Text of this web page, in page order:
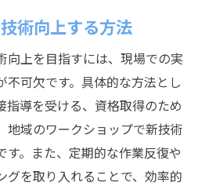
きる職人職場の特徴とは
える職人職場の見極め方
ための職人職場選びのコツ
できる環境を見つける方法
を叶える職人職場の探し方
の特徴を探る
現場の共通点を紹介
術向上する方法
向上を目指すには、現場での実
不可欠です。具体的な方法とし
指導を受ける、資格取得のため
地域のワークショップで新技術
す。また、定期的な作業反復や
グを取り入れることで、効率的